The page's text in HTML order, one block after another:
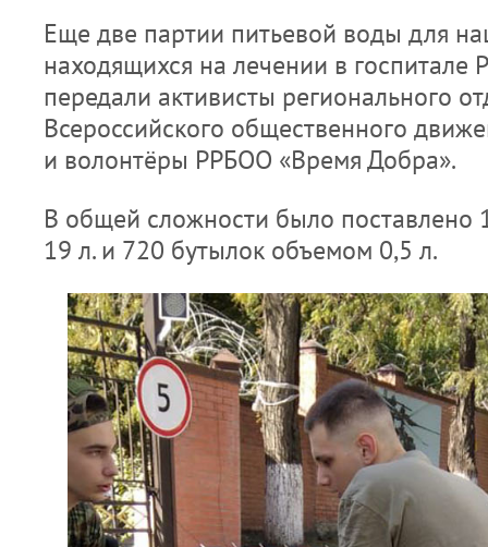
Еще две партии питьевой воды для
находящихся на лечении в госпитале
передали активисты регионального
Всероссийского общественного
и волонтёры РРБОО «Время Добра».
В общей сложности было поставлено
19 л. и 720 бутылок объемом 0,5 л.